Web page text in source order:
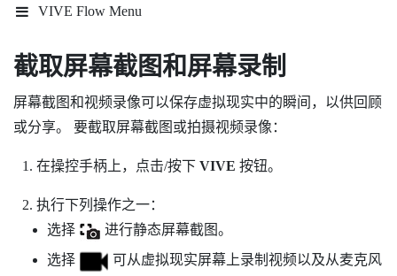
VIVE Flow Menu
截取屏幕截图和屏幕录制
屏幕截图和视频录像可以保存虚拟现实中的瞬间，以供回顾
或分享。 要截取屏幕截图或拍摄视频录像：
在操控手柄上，点击/按下 VIVE 按钮。
执行下列操作之一：
选择
进行静态屏幕截图。
选择
可从虚拟现实屏幕上录制视频以及从麦克风